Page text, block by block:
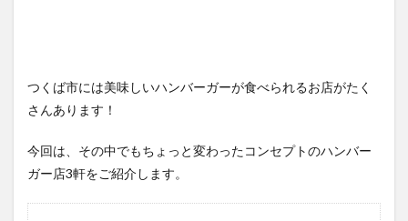
つくば市には美味しいハンバーガーが食べられるお店がたく
さんあります！
今回は、その中でもちょっと変わったコンセプトのハンバー
ガー店3軒をご紹介します。